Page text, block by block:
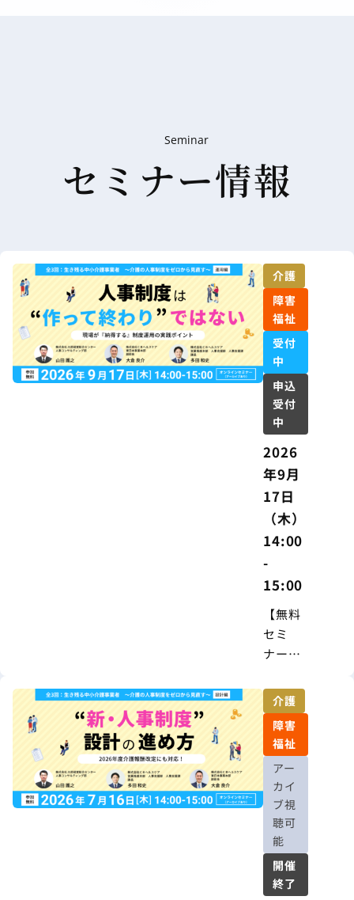
Seminar
セミナー情報
介護
障害
福祉
受付
中
申込
受付
中
2026
年9月
17日
（木）
14:00
-
15:00
【無料
セミ
ナー】
度
は“作っ
て終わ
り”では
ない ―
現場が
『納得
する』
制度運
用の実
践ポイ
介護
障害
福祉
アー
カイ
ブ視
聴可
能
開催
終了